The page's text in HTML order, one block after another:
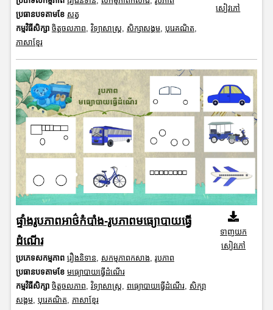
ប្រធានបទតាមខែ សត្វ
កម្មវិធីសិក្សា ចិត្តចលភាព វិទ្យាសាស្រ្ត សិក្សាសង្គម, បុរេគណិត
ភាសាខ្មែរ
សៀវភៅ
ផ្ទាំងរូបភាពអាថ៌កំបាំង-រូបភាពមធ្យោបាយធ្វើ
ដំណើរ
ប្រភេទសកម្មភាព រឿងនិទាន សកម្មភាពកសាង រូបភាព
ប្រធានបទតាមខែ មធ្យោបាយធ្វើដំណើរ
កម្មវិធីសិក្សា ចិត្តចលភាព វិទ្យាសាស្រ្ត ពធ្យោបាយធ្វើដំណើរ, សិក្សា
សង្គម, បុរេគណិត ភាសាខ្មែរ
ទាញយក
សៀវភៅ